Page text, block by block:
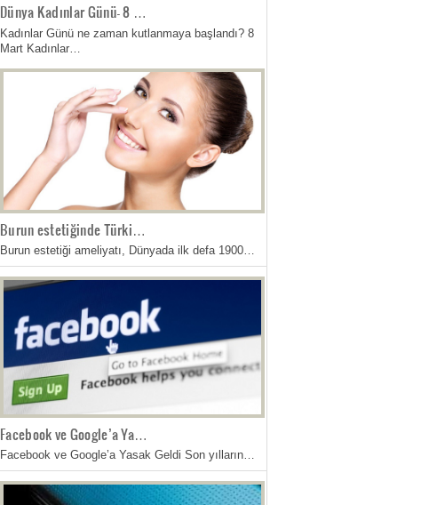
Dünya Kadınlar Günü- 8 …
Kadınlar Günü ne zaman kutlanmaya başlandı? 8
Mart Kadınlar…
Burun estetiğinde Türki…
Burun estetiği ameliyatı, Dünyada ilk defa 1900…
Facebook ve Google’a Ya…
Facebook ve Google’a Yasak Geldi Son yılların…